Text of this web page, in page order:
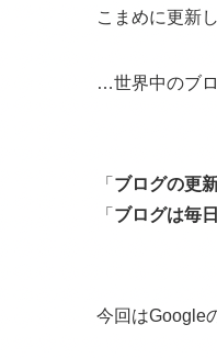
こまめに更新
…世界中のブ
「 ブログの更
「 ブログは毎
今回はGoogle